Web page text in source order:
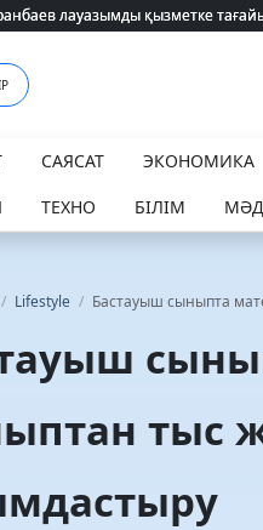
лауазымды қызметке
лауазымды қызметке
САЯСАТ ЭКОНОМИКА
ТЕХНО БІЛІМ
/ Lifestyle / Бастауыш сыныпта
тыс